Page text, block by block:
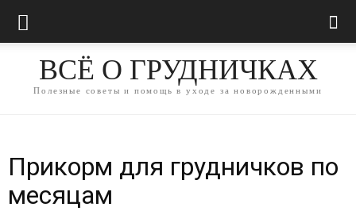
ВСЁ О ГРУДНИЧКАХ
Полезные советы и помощь в уходе за новорожденными
Прикорм для грудничков по
месяцам